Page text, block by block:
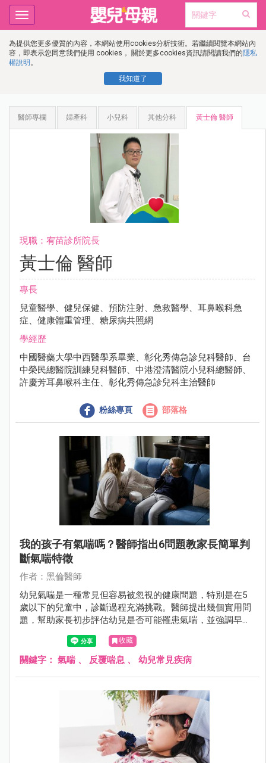
為提供您更多優質的內容，本網站使用cookies分析技術。若繼續閱覽本網站內
容，即表示您同意我們使用 cookies， 關於更多cookies資訊請閱讀我們的隱私
權說明 。
我知道了
Toggle
navigation
醫師專欄 婦產科 小兒科 其他分科 黃士倫 醫師
現職：宥苗診所院長
黃士倫 醫師
專長
兒童醫學、健兒保健、預防注射、急救醫學、耳鼻喉科急
症、健康體重管理、糖尿病共照網
學經歷
中國醫藥大學中西醫學系畢業、彰化秀傳急診兒科醫師、台
中榮民總醫院訓練兒科醫師、中港澄清醫院小兒科總醫師、
許慶芳耳鼻喉科主任、彰化秀傳急診兒科主治醫師
粉絲專頁 部落格
我的孩子有氣喘嗎？醫師指出6問題教家長簡單判
斷氣喘特徵
作者：黑倫醫師
幼兒氣喘是一種常見但容易被忽視的健康問題，特別是在5
歲以下的兒童中，診斷過程充滿挑戰。醫師提出幾個實用問
題，幫助家長初步評估幼兒是否可能罹患氣喘，並強調早期
識別與專業治療的重要性。
收藏
關鍵字： 氣喘、 反覆喘息 、 幼兒常見疾病